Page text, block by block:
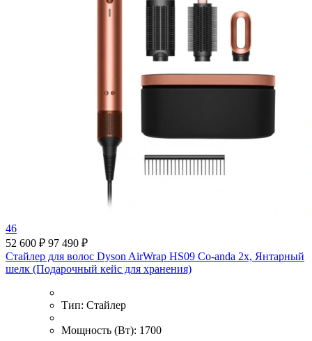
46
52 600 ₽ 97 490 ₽
Стайлер для волос Dyson AirWrap HS09 Co-anda 2x, Янтарный
шелк (Подарочный кейс для хранения)
Тип: Стайлер
Мощность (Вт): 1700